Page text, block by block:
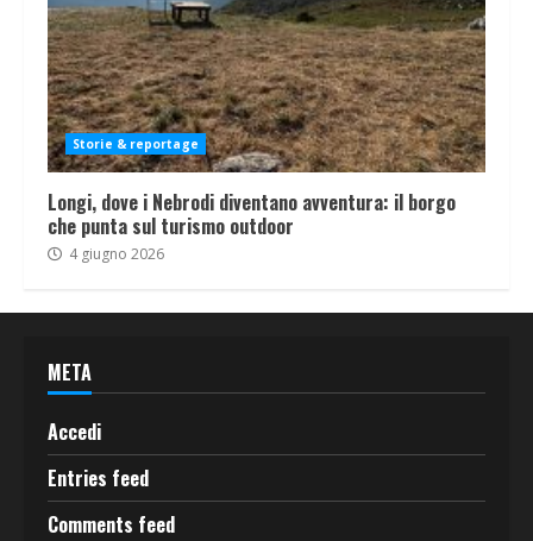
Storie & reportage
Longi, dove i Nebrodi diventano avventura: il borgo
che punta sul turismo outdoor
4 giugno 2026
META
Accedi
Entries feed
Comments feed